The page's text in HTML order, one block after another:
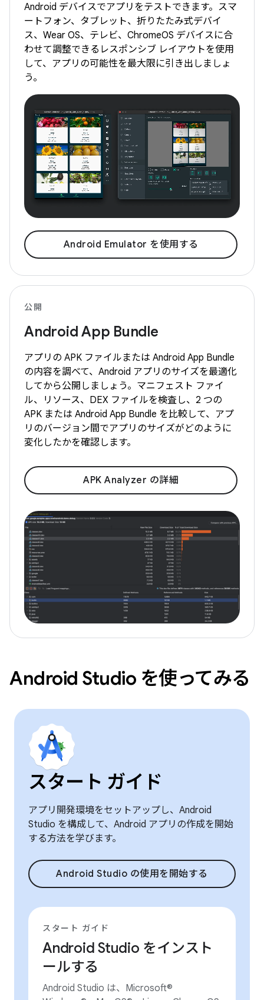
Android デバイスでアプリをテストできます。スマ
ートフォン、タブレット、折りたたみ式デバイ
ス、Wear OS、テレビ、ChromeOS デバイスに合
わせて調整できるレスポンシブ レイアウトを使用
して、アプリの可能性を最大限に引き出しましょ
う。
Android Emulator を使用する
公開
Android App Bundle
アプリの APK ファイルまたは Android App Bundle
の内容を調べて、Android アプリのサイズを最適化
してから公開しましょう。マニフェスト ファイ
ル、リソース、DEX ファイルを検査し、2 つの
APK または Android App Bundle を比較して、アプ
リのバージョン間でアプリのサイズがどのように
変化したかを確認します。
APK Analyzer の詳細
Android Studio を使ってみる
スタート ガイド
アプリ開発環境をセットアップし、Android
Studio を構成して、Android アプリの作成を開始
する方法を学びます。
Android Studio の使用を開始する
スタート ガイド
Android Studio をインスト
ールする
Android Studio は、Microsoft®